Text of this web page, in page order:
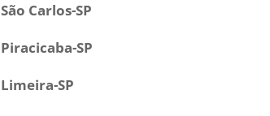
São Carlos-SP
Piracicaba-SP
Limeira-SP